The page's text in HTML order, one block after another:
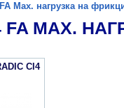
Max. нагрузка на
FA MAX.
CI4